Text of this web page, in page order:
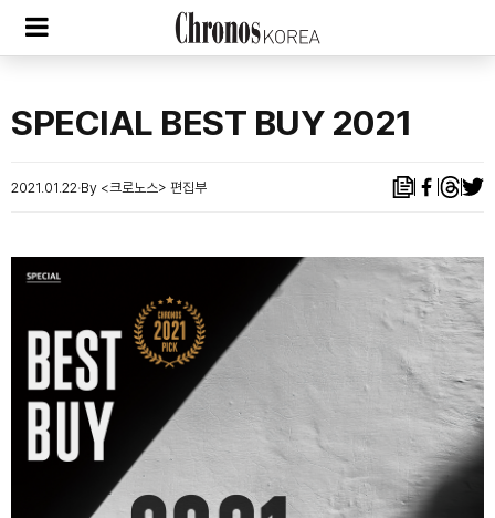
SPECIAL BEST BUY 2021
2021.01.22 By <크로노스> 편집부